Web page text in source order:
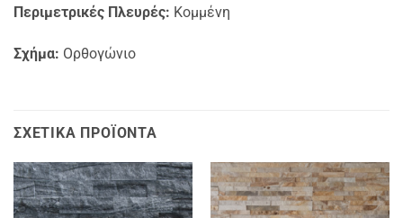
Περιμετρικές Πλευρές: Κομμένη
Σχήμα: Ορθογώνιο
ΣΧΕΤΙΚΆ ΠΡΟΪΌΝΤΑ